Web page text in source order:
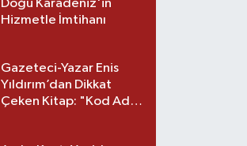
Doğu Karadeniz'in
Hizmetle İmtihanı
Gazeteci-Yazar Enis
Yıldırım’dan Dikkat
Çeken Kitap: "Kod Adı